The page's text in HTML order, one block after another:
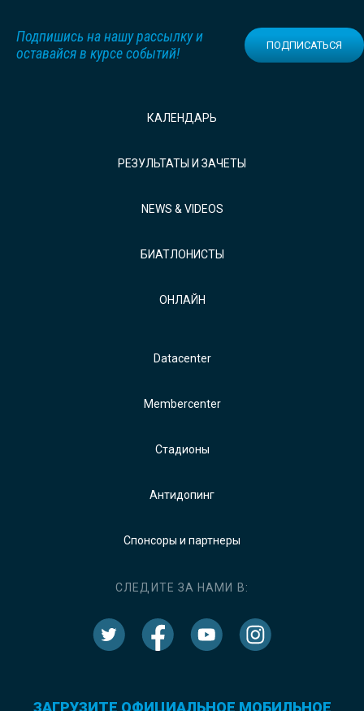
Подпишись на нашу рассылку и
оставайся в курсе событий!
ПОДПИСАТЬСЯ
КАЛЕНДАРЬ
РЕЗУЛЬТАТЫ И ЗАЧЕТЫ
NEWS & VIDEOS
БИАТЛОНИСТЫ
ОНЛАЙН
Datacenter
Membercenter
Стадионы
Антидопинг
Спонсоры и партнеры
СЛЕДИТЕ ЗА НАМИ В:
ЗАГРУЗИТЕ ОФИЦИАЛЬНОЕ МОБИЛЬНОЕ